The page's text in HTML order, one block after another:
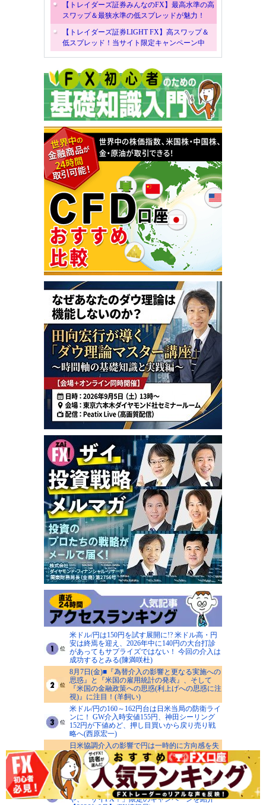
【トレイダーズ証券みんなのFX】最高水準の高
スワップ＆最狭水準の低スプレッドが魅力！
【トレイダーズ証券LIGHT FX】高スワップ＆
低スプレッド！当サイト限定キャンペーン中
米ドル/円は150円を試す展開に!? 米ドル高・円
安は終焉を迎え、2026年中に140円の大台打診
があってもサプライズではない！ 今回の介入は
成功するとみる(陳満咲杜)
8月7日(金)■『為替介入の影響と更なる実施への
思惑』と『米国の雇用統計の発表』、そして
『米国の金融政策への思惑(利上げへの思惑に注
視)』に注目！(羊飼い)
米ドル/円の160～162円台は日米当局の防衛ライ
ンに！ GW介入時安値155円、神田シーリング
152円が下値めど、押し目買いから戻り売り戦
略へ(西原宏一)
日米協調介入の影響で円は一時的に方向感を失
いそうだが、米ドル/円の円安トレンド継続は変
えない！9月日銀会合がターニングポイントと
なるか？(今井雅人)
FX会社のキャンペーンおすすめ10選！ キャッ
シュバックがもらえる条件がかんたんなFX会社
や、「ザイFX！」限定のキャンペーンを紹介